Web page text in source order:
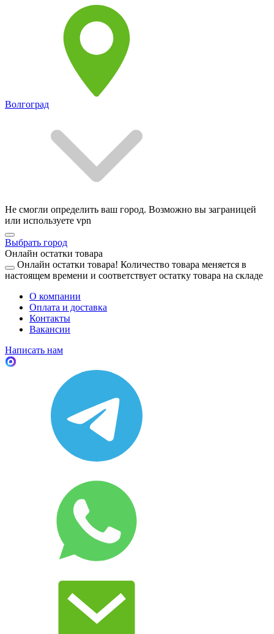
Волгоград
Не смогли определить ваш город. Возможно вы заграницей
или используете vpn
Выбрать город
Онлайн остатки товара
Онлайн остатки товара! Количество товара меняется в
настоящем времени и соответствует остатку товара на складе
О компании
Оплата и доставка
Контакты
Вакансии
Написать нам